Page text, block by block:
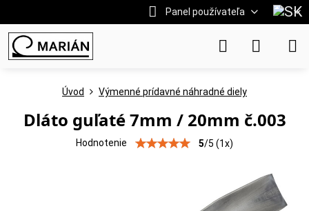
Panel používateľa
Úvod Výmenné prídavné náhradné diely
Dláto guľaté 7mm / 20mm č.003
Hodnotenie 5/5 (1x)